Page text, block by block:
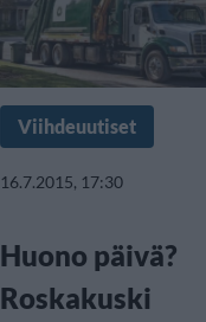
Viihdeuutiset
16.7.2015, 17:30
Huono päivä?
Roskakuski